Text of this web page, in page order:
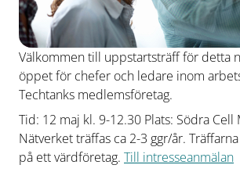
Välkommen till uppstartsträff för detta
öppet för chefer och ledare inom
Techtanks medlemsföretag.
Tid: 12 maj kl. 9-12.30 Plats: Södra Cell
Nätverket träffas ca 2-3 ggr/år.
på ett värdföretag. Till intresseanmälan